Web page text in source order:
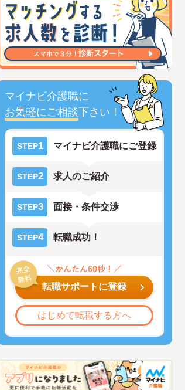
マイナビ介護職に
お気軽にご相談下さい！
STEP1 マイナビ介護職にご登録
STEP2 求人のご紹介
STEP3 面接・条件交渉
STEP4 転職成功！
転職サポートに登録
はじめて転職する方へ